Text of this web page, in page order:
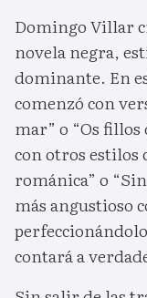
Domingo Villar
novela negra,
dominante. En
comenzó con
mar” o “Os
con otros estilos
románica” o
más angustioso
contará a